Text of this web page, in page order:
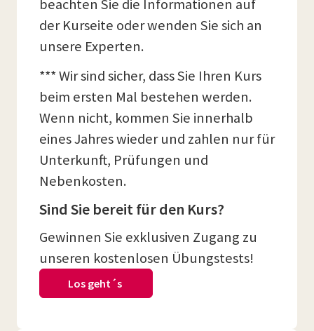
beachten Sie die Informationen auf
der Kurseite oder wenden Sie sich an
unsere Experten.
*** Wir sind sicher, dass Sie Ihren Kurs
beim ersten Mal bestehen werden.
Wenn nicht, kommen Sie innerhalb
eines Jahres wieder und zahlen nur für
Unterkunft, Prüfungen und
Nebenkosten.
Sind Sie bereit für den Kurs?
Gewinnen Sie exklusiven Zugang zu
unseren kostenlosen Übungstests!
Los geht´s